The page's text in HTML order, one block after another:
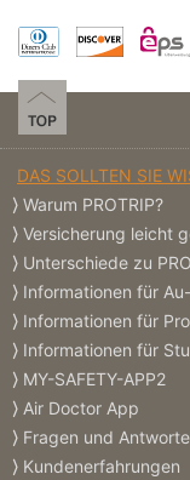
DAS SOLLTEN SIE
Warum PROTRIP?
Versicherung leicht
Unterschiede zu
Informationen für
Informationen für
Informationen für
MY-SAFETY-APP2
Air Doctor App
Fragen und
Kundenerfahrungen